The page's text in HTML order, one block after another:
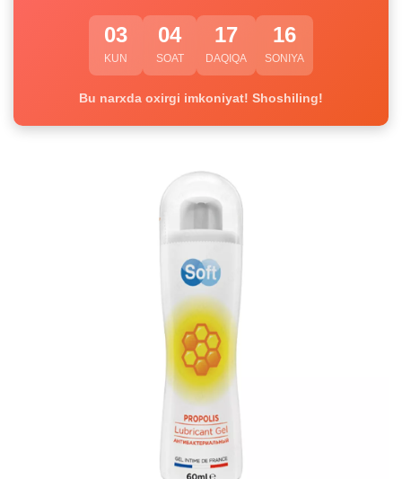
03
KUN
04
SOAT
17
DAQIQA
16
SONIYA
Bu narxda oxirgi imkoniyat! Shoshiling!